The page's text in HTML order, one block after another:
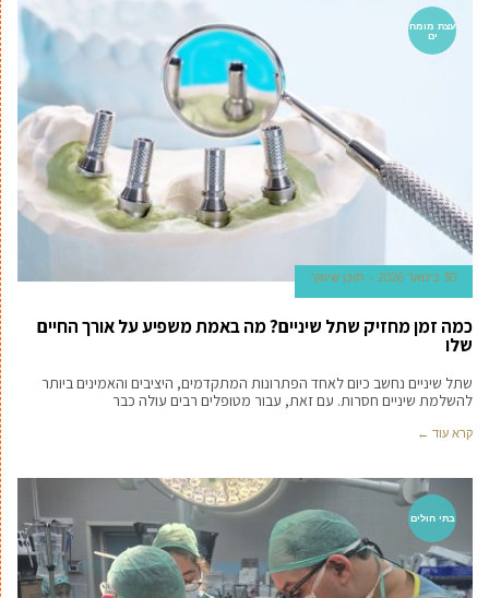
עצת מומח
ים
30 בינואר 2026 תוכן שיווקי
כמה זמן מחזיק שתל שיניים? מה באמת משפיע על אורך החיים
שלו
שתל שיניים נחשב כיום לאחד הפתרונות המתקדמים, היציבים והאמינים ביותר
להשלמת שיניים חסרות. עם זאת, עבור מטופלים רבים עולה כבר
קרא עוד ←
בתי חולים